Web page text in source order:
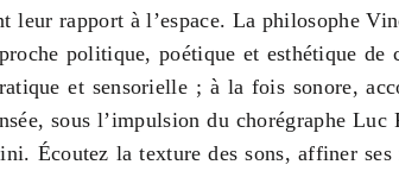
leur rapport à l’espace. La philosophe
politique, poétique et esthétique de
et sensorielle ; à la fois sonore,
sous l’impulsion du chorégraphe
Écoutez la texture des sons, affiner ses